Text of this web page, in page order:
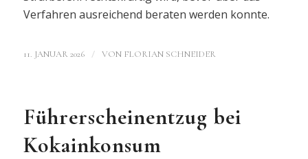
Verfahren ausreichend beraten werden konnte.
11. JANUAR 2026 / VON FLORIAN SCHNEIDER
Führerscheinentzug bei
Kokainkonsum